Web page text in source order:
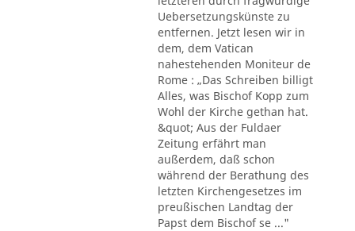
Uebersetzungskünste zu
entfernen. Jetzt lesen wir in
dem, dem Vatican
nahestehenden Moniteur de
Rome : „Das Schreiben billigt
Alles, was Bischof Kopp zum
Wohl der Kirche gethan hat.
&quot; Aus der Fuldaer
Zeitung erfährt man
außerdem, daß schon
während der Berathung des
letzten Kirchengesetzes im
preußischen Landtag der
Papst dem Bischof se ..."